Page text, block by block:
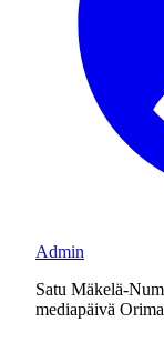
Admin
Satu Mäkelä-
mediapäivä